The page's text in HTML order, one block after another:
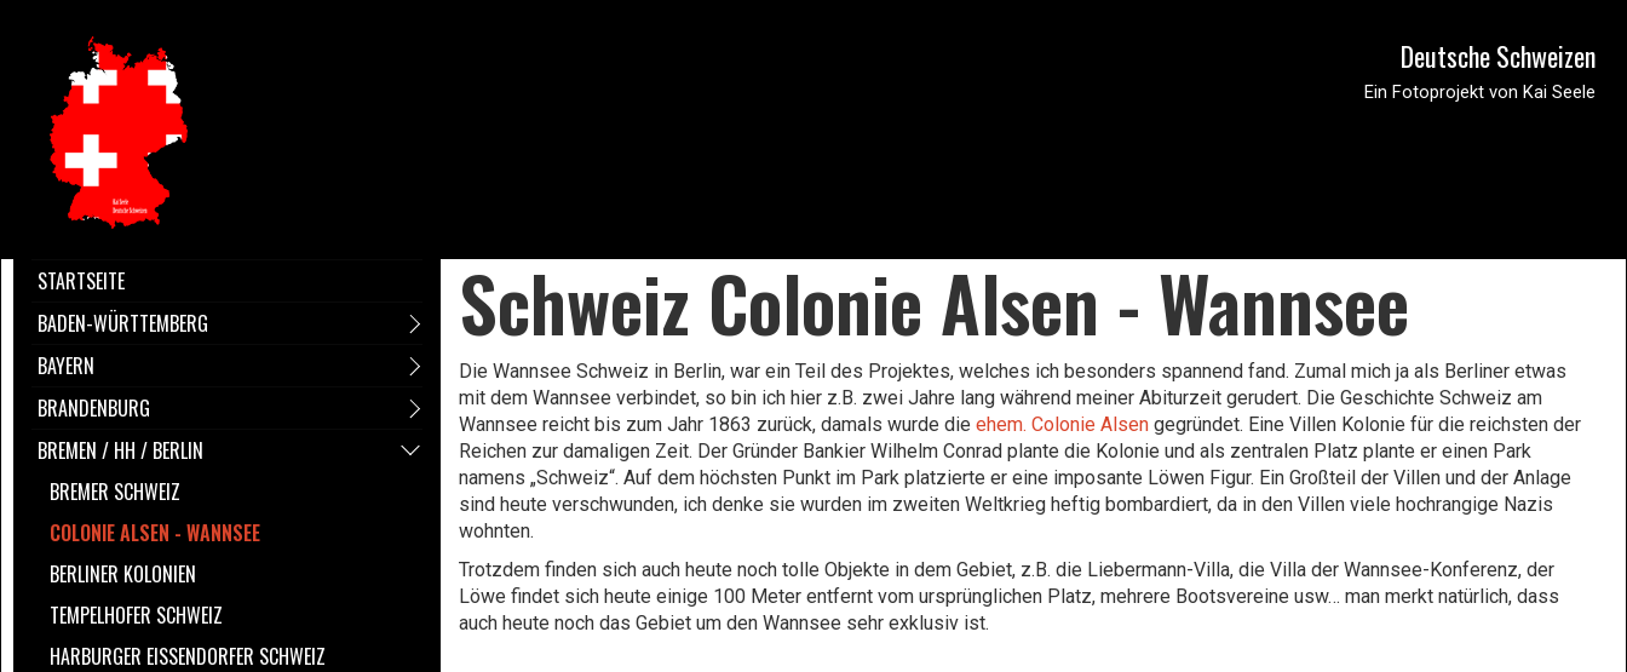
Deutsche Schweizen
Ein Fotoprojekt von Kai Seele
STARTSEITE
BADEN-WÜRTTEMBERG
BAYERN
BRANDENBURG
BREMEN / HH / BERLIN
BREMER SCHWEIZ
COLONIE ALSEN - WANNSEE
BERLINER KOLONIEN
TEMPELHOFER SCHWEIZ
HARBURGER EISSENDORFER SCHWEIZ
Schweiz Colonie Alsen - Wannsee
Die Wannsee Schweiz in Berlin, war ein Teil des Projektes, welches ich besonders spannend fand. Zumal mich ja als Berliner etwas
mit dem Wannsee verbindet, so bin ich hier z.B. zwei Jahre lang während meiner Abiturzeit gerudert. Die Geschichte Schweiz am
Wannsee reicht bis zum Jahr 1863 zurück, damals wurde die ehem. Colonie Alsen gegründet. Eine Villen Kolonie für die reichsten der
Reichen zur damaligen Zeit. Der Gründer Bankier Wilhelm Conrad plante die Kolonie und als zentralen Platz plante er einen Park
namens „Schweiz“. Auf dem höchsten Punkt im Park platzierte er eine imposante Löwen Figur. Ein Großteil der Villen und der Anlage
sind heute verschwunden, ich denke sie wurden im zweiten Weltkrieg heftig bombardiert, da in den Villen viele hochrangige Nazis
wohnten.
Trotzdem finden sich auch heute noch tolle Objekte in dem Gebiet, z.B. die Liebermann-Villa, die Villa der Wannsee-Konferenz, der
Löwe findet sich heute einige 100 Meter entfernt vom ursprünglichen Platz, mehrere Bootsvereine usw… man merkt natürlich, dass
auch heute noch das Gebiet um den Wannsee sehr exklusiv ist.